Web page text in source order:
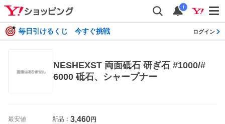
i
毎日引けるくじ 今すぐ挑戦 ログイン
NESHEXST 両面砥石 研ぎ石 #1000/#
6000 砥石、シャープナー
最安値 新品： 3,460円